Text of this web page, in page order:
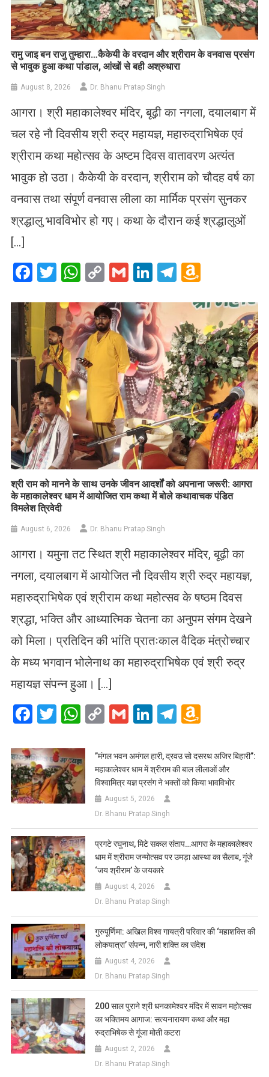
रामु जाइ बन राजु तुम्हारा…कैकेयी के वरदान और श्रीराम के वनवास प्रसंग
से भावुक हुआ कथा पांडाल, आंखों से बही अश्रुधारा
August 8, 2026 Dr. Bhanu Pratap Singh
आगरा। श्री महाकालेश्वर मंदिर, बूढ़ी का नगला, दयालबाग में
चल रहे नौ दिवसीय श्री रुद्र महायज्ञ, महारुद्राभिषेक एवं
श्रीराम कथा महोत्सव के अष्टम दिवस वातावरण अत्यंत
भावुक हो उठा। कैकेयी के वरदान, श्रीराम को चौदह वर्ष का
वनवास तथा संपूर्ण वनवास लीला का मार्मिक प्रसंग सुनकर
श्रद्धालु भावविभोर हो गए। कथा के दौरान कई श्रद्धालुओं
[…]
Facebook
Twitter
WhatsApp
CopyGmailLinkedIn
Telegram
List
​श्री राम को मानने के साथ उनके जीवन आदर्शों को अपनाना जरूरी: आगरा
के महाकालेश्वर धाम में आयोजित राम कथा में बोले कथावाचक पंडित
विमलेश त्रिवेदी
August 6, 2026 Dr. Bhanu Pratap Singh
आगरा। यमुना तट स्थित श्री महाकालेश्वर मंदिर, बूढ़ी का
नगला, दयालबाग में आयोजित नौ दिवसीय श्री रुद्र महायज्ञ,
महारुद्राभिषेक एवं श्रीराम कथा महोत्सव के षष्ठम दिवस
श्रद्धा, भक्ति और आध्यात्मिक चेतना का अनुपम संगम देखने
को मिला। प्रतिदिन की भांति प्रातःकाल वैदिक मंत्रोच्चार
के मध्य भगवान भोलेनाथ का महारुद्राभिषेक एवं श्री रुद्र
महायज्ञ संपन्न हुआ। […]
Facebook
Twitter
WhatsApp
CopyGmailLinkedIn
Telegram
List
​”मंगल भवन अमंगल हारी, द्रवउ सो दसरथ अजिर बिहारी”:
महाकालेश्वर धाम में श्रीराम की बाल लीलाओं और
विश्वामित्र यज्ञ प्रसंग ने भक्तों को किया भावविभोर
August 5, 2026
Dr. Bhanu Pratap Singh
प्रगटे रघुनाथ, मिटे सकल संताप…आगरा के महाकालेश्वर
धाम में श्रीराम जन्मोत्सव पर उमड़ा आस्था का सैलाब, गूंजे
‘जय श्रीराम’ के जयकारे
August 4, 2026
Dr. Bhanu Pratap Singh
गुरुपूर्णिमा: अखिल विश्व गायत्री परिवार की ‘महाशक्ति की
लोकयात्रा’ संपन्न, नारी शक्ति का संदेश
August 4, 2026
Dr. Bhanu Pratap Singh
200 साल पुराने श्री धनकामेश्वर मंदिर में सावन महोत्सव
का भक्तिमय आगाज: सत्यनारायण कथा और महा
रुद्राभिषेक से गूंजा मोती कटरा
August 2, 2026
Dr. Bhanu Pratap Singh